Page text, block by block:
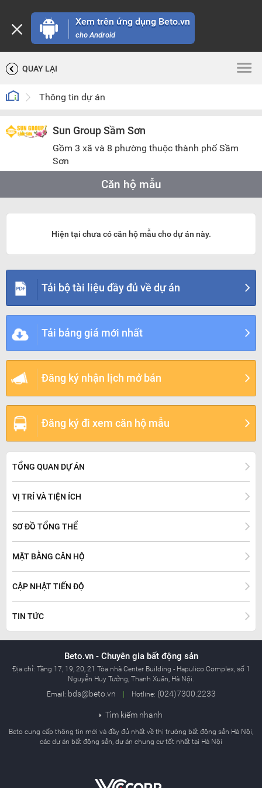
Xem trên ứng dụng Beto.vn
cho Android
QUAY LẠI
Thông tin dự án
Sun Group Sầm Sơn
Gồm 3 xã và 8 phường thuộc thành phố Sầm
Sơn
Căn hộ mẫu
Hiện tại chưa có căn hộ mẫu cho dự án này.
Tải bộ tài liệu đầy đủ về dự án
Tải bảng giá mới nhất
Đăng ký nhận lịch mở bán
Đăng ký đi xem căn hộ mẫu
TỔNG QUAN DỰ ÁN
VỊ TRÍ VÀ TIỆN ÍCH
SƠ ĐỒ TỔNG THỂ
MẶT BẰNG CĂN HỘ
CẬP NHẬT TIẾN ĐỘ
TIN TỨC
Beto.vn - Chuyên gia bất động sản
Địa chỉ: Tầng 17, 19, 20, 21 Tòa nhà Center Building - Hapulico Complex, số 1
Nguyễn Huy Tưởng, Thanh Xuân, Hà Nội.
Email: bds@beto.vn Hotline: (024)7300.2233
 Tìm kiếm nhanh
Beto cung cấp thông tin mới và đầy đủ nhất về thị trường bất động sản Hà Nội,
các dự án bất động sản, dự án chung cư tốt nhất tại Hà Nội